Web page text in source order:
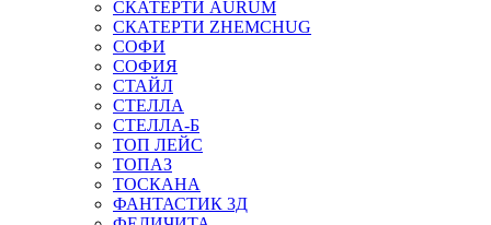
СКАТЕРТИ AURUM
СКАТЕРТИ ZHEMCHUG
СОФИ
СОФИЯ
СТАЙЛ
СТЕЛЛА
СТЕЛЛА-Б
ТОП ЛЕЙС
ТОПАЗ
ТОСКАНА
ФАНТАСТИК 3Д